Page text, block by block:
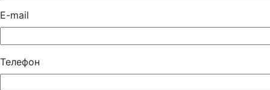
E-mail
Телефон